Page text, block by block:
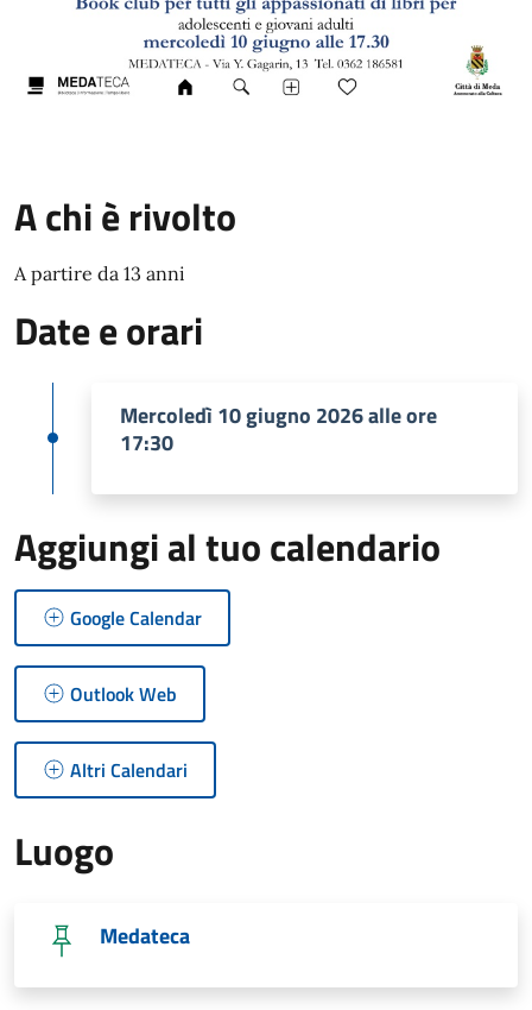
A chi è rivolto
A partire da 13 anni
Date e orari
Mercoledì 10 giugno 2026 alle ore
17:30
Aggiungi al tuo calendario
Google Calendar
Outlook Web
Altri Calendari
Luogo
Medateca